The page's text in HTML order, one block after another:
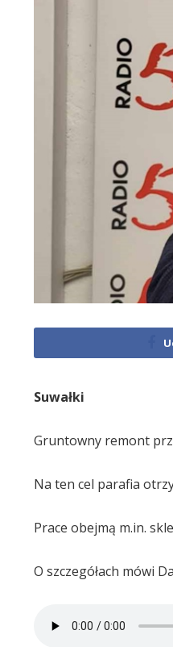
Suwałki
Gruntowny remont
Na ten cel parafia
Prace obejmą m.in.
O szczegółach mówi